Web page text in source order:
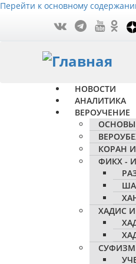
Перейти к основному
НОВОСТИ
АНАЛИТИКА
ВЕРОУЧЕНИЕ
КОРАН
ФИКХ -
ХАДИС
СУФИЗМ